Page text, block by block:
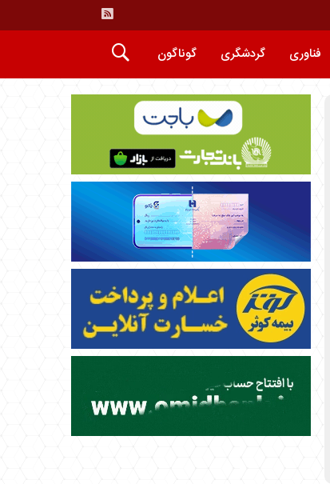
فناوری گردشگری گوناگون